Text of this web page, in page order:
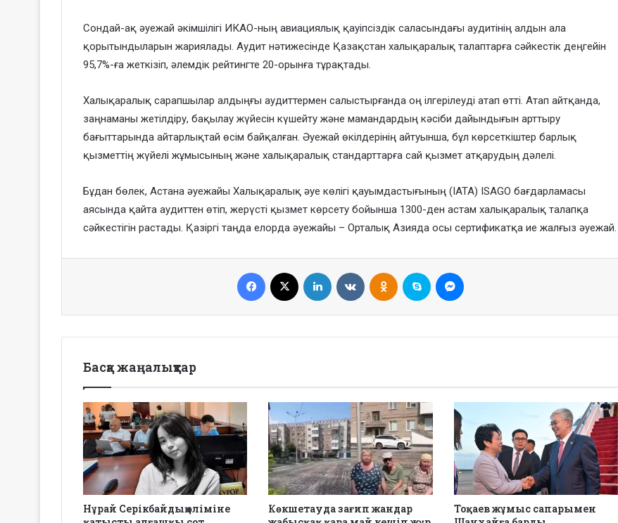
Сондай-ақ әуежай әкімшілігі ИКАО-ның авиациялық қауіпсіздік саласындағы аудитінің алдын ала
қорытындыларын жариялады. Аудит нәтижесінде Қазақстан халықаралық талаптарға сәйкестік деңгейін
95,7%-ға жеткізіп, әлемдік рейтингте 20-орынға тұрақтады.
Халықаралық сарапшылар алдыңғы аудиттермен салыстырғанда оң ілгерілеуді атап өтті. Атап айтқанда,
заңнаманы жетілдіру, бақылау жүйесін күшейту және мамандардың кәсіби дайындығын арттыру
бағыттарында айтарлықтай өсім байқалған. Әуежай өкілдерінің айтуынша, бұл көрсеткіштер барлық
қызметтің жүйелі жұмысының және халықаралық стандарттарға сай қызмет атқарудың дәлелі.
Бұдан бөлек, Астана әуежайы Халықаралық әуе көлігі қауымдастығының (IATA) ISAGO бағдарламасы
аясында қайта аудиттен өтіп, жерүсті қызмет көрсету бойынша 1300-ден астам халықаралық талапқа
сәйкестігін растады. Қазіргі таңда елорда әуежайы – Орталық Азияда осы сертификатқа ие жалғыз әуежай.
Facebook LinkedIn VKontakteOdnoklassniki
Skype
Басқа жаңалықтар
Нұрай Серікбайдың өліміне
Көкшетауда зағип жандар
Тоқаев жұмыс сапарымен